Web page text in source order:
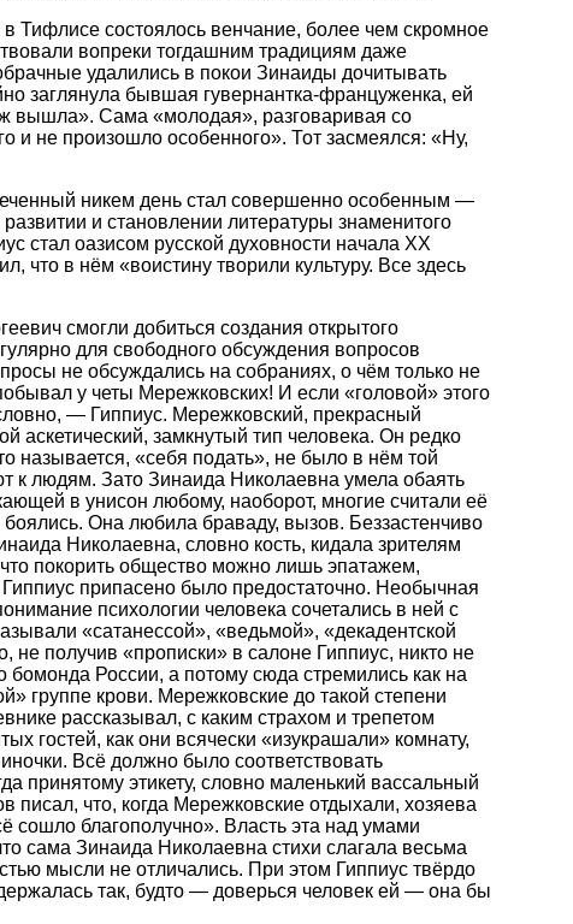
Тифлисе состоялось венчание, более чем скромное
вопреки тогдашним традициям даже
удалились в покои Зинаиды дочитывать
заглянула бывшая гувернантка-француженка, ей
вышла». Сама «молодая», разговаривая со
и не произошло особенного». Тот засмеялся: «Ну,
никем день стал совершенно особенным —
и становлении литературы знаменитого
стал оазисом русской духовности начала XX
что в нём «воистину творили культуру. Все здесь
смогли добиться создания открытого
для свободного обсуждения вопросов
не обсуждались на собраниях, о чём только не
у четы Мережковских! И если «головой» этого
— Гиппиус. Мережковский, прекрасный
аскетический, замкнутый тип человека. Он редко
называется, «себя подать», не было в нём той
к людям. Зато Зинаида Николаевна умела обаять
в унисон любому, наоборот, многие считали её
Она любила браваду, вызов. Беззастенчиво
Николаевна, словно кость, кидала зрителям
покорить общество можно лишь эпатажем,
припасено было предостаточно. Необычная
психологии человека сочетались в ней с
«сатанессой», «ведьмой», «декадентской
получив «прописки» в салоне Гиппиус, никто не
бомонда России, а потому сюда стремились как на
группе крови. Мережковские до такой степени
рассказывал, с каким страхом и трепетом
гостей, как они всячески «изукрашали» комнату,
Всё должно было соответствовать
принятому этикету, словно маленький вассальный
что, когда Мережковские отдыхали, хозяева
сошло благополучно». Власть эта над умами
сама Зинаида Николаевна стихи слагала весьма
мысли не отличались. При этом Гиппиус твёрдо
так, будто — доверься человек ей — она бы